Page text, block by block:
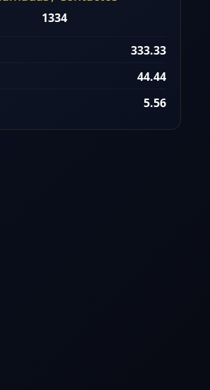
1334
333.33
44.44
5.56